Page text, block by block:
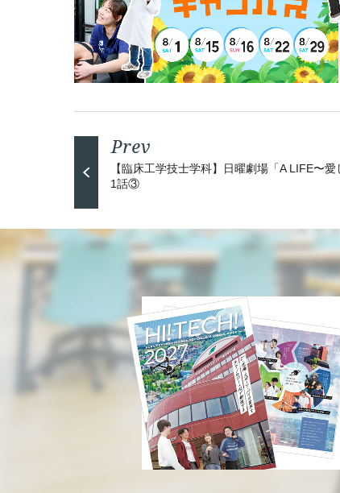
【臨床工学技士学科】日曜劇場「A LIFE〜
1話③